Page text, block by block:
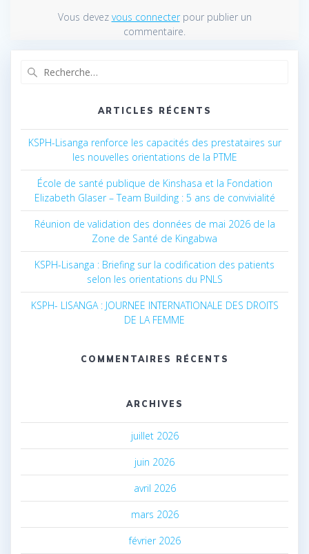
Vous devez vous connecterpour publier un
commentaire.
ARTICLES RÉCENTS
KSPH-Lisanga renforce les capacités des prestataires sur
les nouvelles orientations de la PTME
École de santé publique de Kinshasa et la Fondation
Elizabeth Glaser – Team Building : 5 ans de convivialité
Réunion de validation des données de mai 2026 de la
Zone de Santé de Kingabwa
KSPH-Lisanga : Briefing sur la codification des patients
selon les orientations du PNLS
KSPH- LISANGA : JOURNEE INTERNATIONALE DES DROITS
DE LA FEMME
COMMENTAIRES RÉCENTS
ARCHIVES
juillet 2026
juin 2026
avril 2026
mars 2026
février 2026